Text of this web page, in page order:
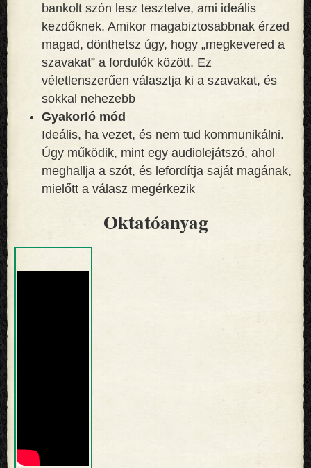
bankolt szón lesz tesztelve, ami ideális
kezdőknek. Amikor magabiztosabbnak érzed
magad, dönthetsz úgy, hogy „megkevered a
szavakat” a fordulók között. Ez
véletlenszerűen választja ki a szavakat, és
sokkal nehezebb
Gyakorló mód
Ideális, ha vezet, és nem tud kommunikálni.
Úgy működik, mint egy audiolejátszó, ahol
meghallja a szót, és lefordítja saját magának,
mielőtt a válasz megérkezik
Oktatóanyag